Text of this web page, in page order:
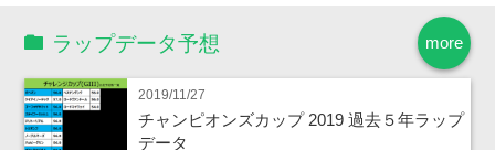
more
ラップデータ予想
2019/11/27
チャンピオンズカップ 2019 過去５年ラップ
データ